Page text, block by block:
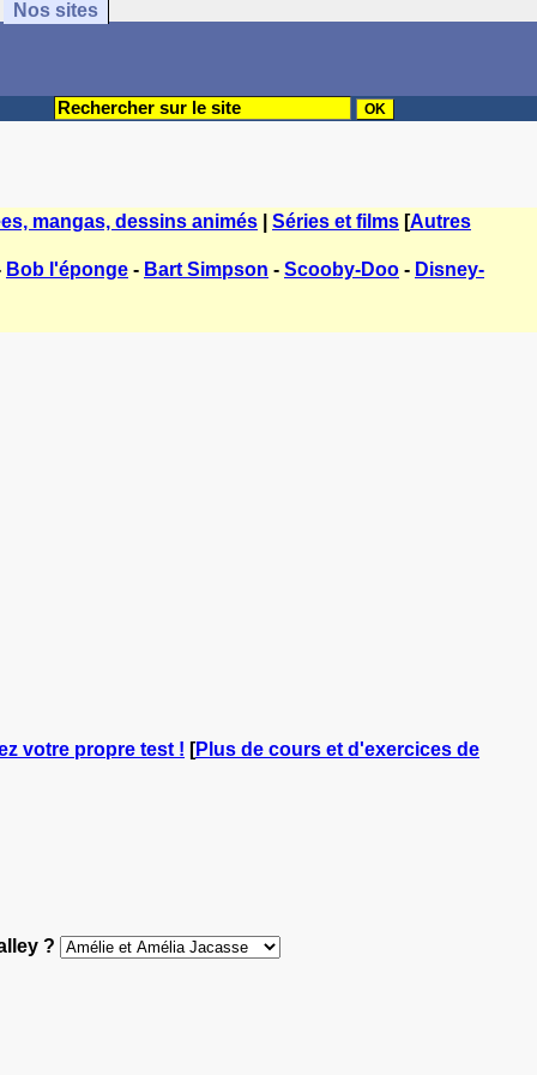
Nos sites
mangas, dessins animés Séries et films [Autres
Bob l'éponge - Bart Simpson - Scooby-Doo - Disney-
votre propre test ! [Plus de cours et d'exercices de
?